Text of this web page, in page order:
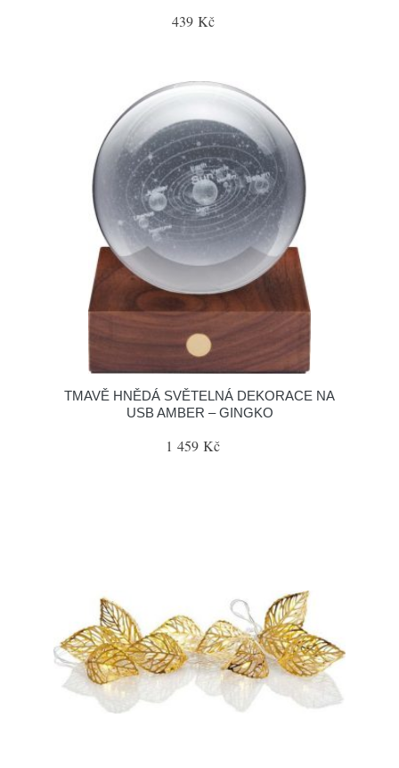
439 Kč
TMAVĚ HNĚDÁ SVĚTELNÁ DEKORACE NA
USB AMBER – GINGKO
1 459 Kč